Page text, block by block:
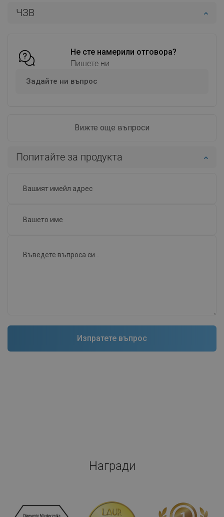
ЧЗВ
Не сте намерили отговора?
Пишете ни
Задайте ни въпрос
Вижте още въпроси
Попитайте за продукта
Добави в количката Добави в количката
Награди